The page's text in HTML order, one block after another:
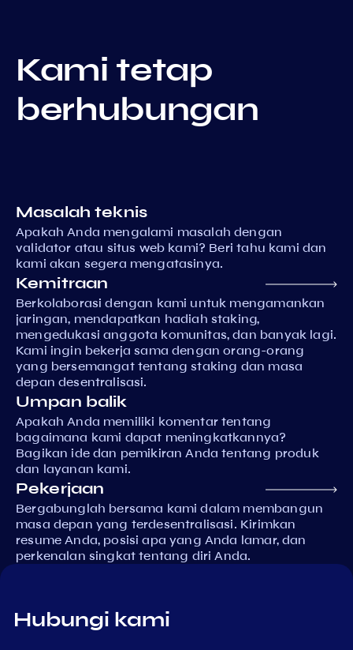
Kami tetap
berhubungan
Masalah teknis
Apakah Anda mengalami masalah dengan
validator atau situs web kami? Beri tahu kami dan
kami akan segera mengatasinya.
Kemitraan
Berkolaborasi dengan kami untuk mengamankan
jaringan, mendapatkan hadiah staking,
mengedukasi anggota komunitas, dan banyak lagi.
Kami ingin bekerja sama dengan orang-orang
yang bersemangat tentang staking dan masa
depan desentralisasi.
Umpan balik
Apakah Anda memiliki komentar tentang
bagaimana kami dapat meningkatkannya?
Bagikan ide dan pemikiran Anda tentang produk
dan layanan kami.
Pekerjaan
Bergabunglah bersama kami dalam membangun
masa depan yang terdesentralisasi. Kirimkan
resume Anda, posisi apa yang Anda lamar, dan
perkenalan singkat tentang diri Anda.
Hubungi kami